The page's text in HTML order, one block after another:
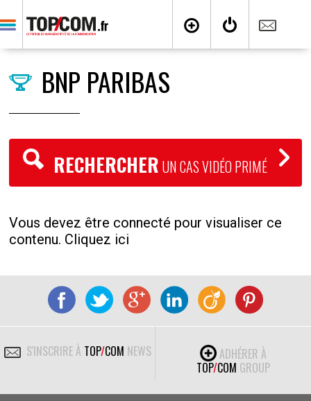
BNP PARIBAS
RECHERCHER UN CAS VIDÉO PRIMÉ
Vous devez être connecté pour visualiser ce
contenu. Cliquez ici
S'INSCRIRE À TOP/COM NEWS
ADHÉRER À
TOP/COM GROUP